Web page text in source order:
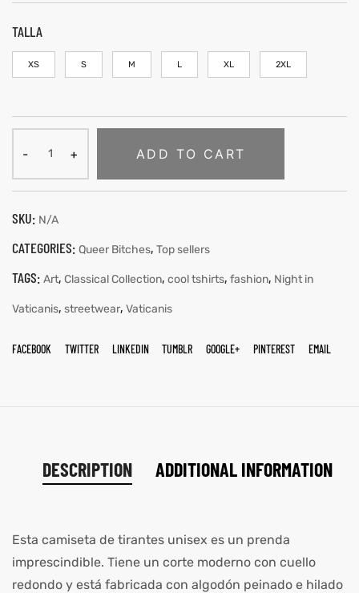
TALLA
XS S M L XL 2XL
ADD TO CART
SKU: N/A
CATEGORIES: Queer Bitches, Top sellers
TAGS: Art, Classical Collection, cool tshirts, fashion, Night in
Vaticanis, streetwear, Vaticanis
FACEBOOK TWITTER LINKEDIN TUMBLR GOOGLE+ PINTEREST EMAIL
DESCRIPTION ADDITIONAL INFORMATION
Esta camiseta de tirantes unisex es un prenda
imprescindible. Tiene un corte moderno con cuello
redondo y está fabricada con algodón peinado e hilado